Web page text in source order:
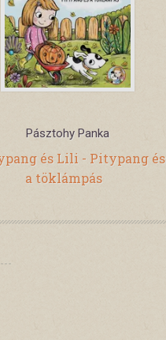
Pásztohy Panka
és Lili - Pitypang és
a töklámpás